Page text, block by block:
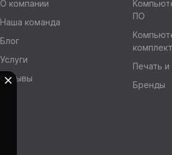
О компании
Наша команда
Блог
Услуги
Отзывы
ПО
Печать и
Бренды